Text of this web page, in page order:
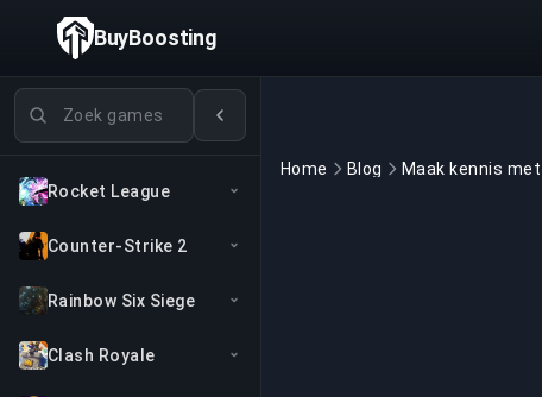
Games zoeken
Rocket League
Counter-Strike 2
Rainbow Six Siege
Clash Royale
BuyBoosting
Home Blog